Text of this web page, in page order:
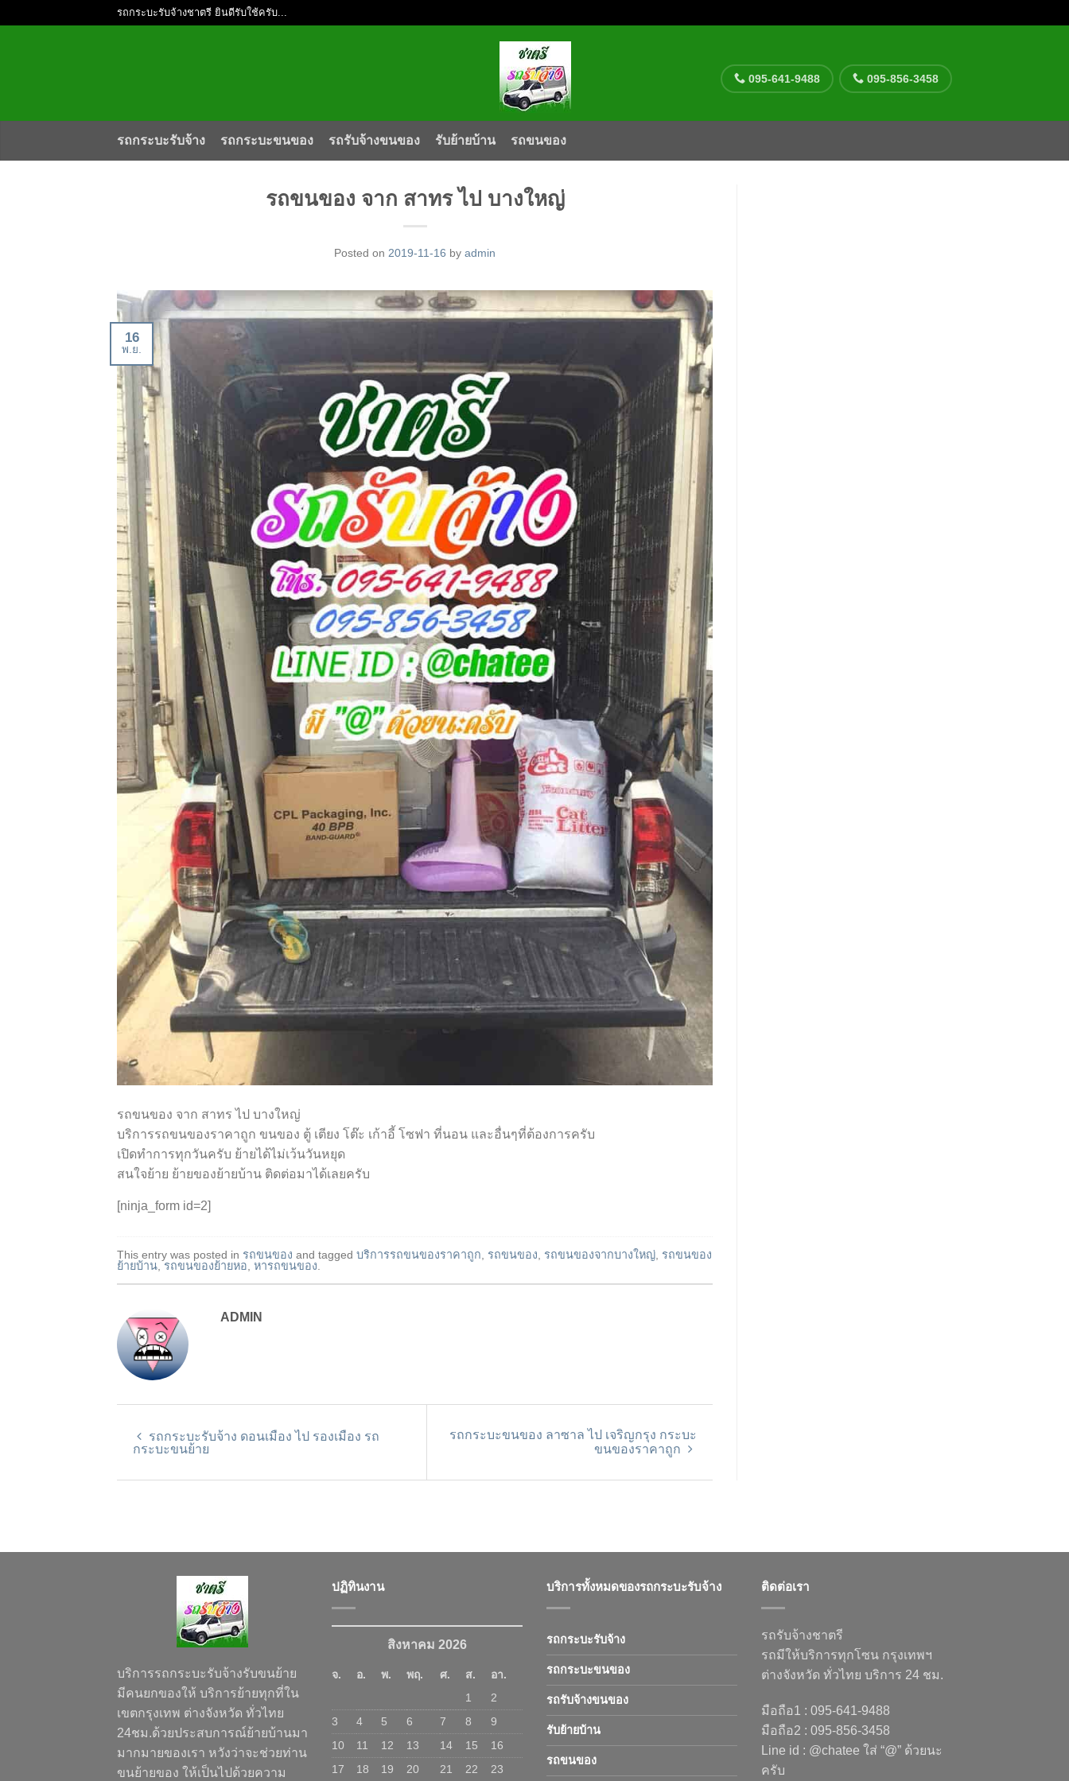
รถกระบะรับจ้างชาตรี ยินดีรับใช้ครับ...
095-641-9488 095-856-3458
รถกระบะรับจ้าง รถกระบะขนของ รถรับจ้างขนของ รับย้ายบ้าน รถขนของ
รถขนของ จาก สาทร ไป บางใหญ่
Posted on 2019-11-16 by admin
16
พ.ย.
รถขนของ จาก สาทร ไป บางใหญ่
บริการรถขนของราคาถูก ขนของ ตู้ เตียง โต๊ะ เก้าอี้ โซฟา ที่นอน และอื่นๆที่ต้องการครับ
เปิดทำการทุกวันครับ ย้ายได้ไม่เว้นวันหยุด
สนใจย้าย ย้ายของย้ายบ้าน ติดต่อมาได้เลยครับ
[ninja_form id=2]
This entry was posted in รถขนของ and tagged บริการรถขนของราคาถูก รถขนของ รถขนของจากบางใหญ่ รถขนของ
ย้ายบ้าน รถขนของย้ายหอ หารถขนของ
ADMIN
รถกระบะรับจ้าง ดอนเมือง ไป รองเมือง รถ
กระบะขนย้าย
รถกระบะขนของ ลาซาล ไป เจริญกรุง กระบะ
ขนของราคาถูก
บริการรถกระบะรับจ้างรับขนย้าย
มีคนยกของให้ บริการย้ายทุกที่ใน
เขตกรุงเทพ ต่างจังหวัด ทั่วไทย
24ชม.ด้วยประสบการณ์ย้ายบ้านมา
มากมายของเรา หวังว่าจะช่วยท่าน
ขนย้ายของ ให้เป็นไปด้วยความ
ปฏิทินงาน
สิงหาคม 2026
จ. อ. พ. พฤ. ศ. ส.
อา.
1
2
3
4 5 6 7 8
9
10
11 12 13 14 15
16
17
18 19 20 21 22 23
บริการทั้งหมดของรถกระบะรับจ้าง
รถกระบะรับจ้าง
รถกระบะขนของ
รถรับจ้างขนของ
รับย้ายบ้าน
รถขนของ
ติดต่อเรา
รถรับจ้างชาตรี
รถมีให้บริการทุกโซน กรุงเทพฯ
ต่างจังหวัด ทั่วไทย บริการ 24 ชม.
มือถือ1 : 095-641-9488
มือถือ2 : 095-856-3458
Line id : @chatee ใส่ “@” ด้วยนะ
ครับ